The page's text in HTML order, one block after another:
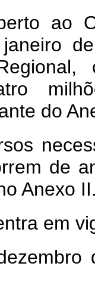
ao
do
de
Anexo
em